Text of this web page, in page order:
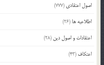
اصول اعتقادی (777)
اطلاعیه ها (26)
اعتقادات و اصول دین (28)
اعتکاف (43)